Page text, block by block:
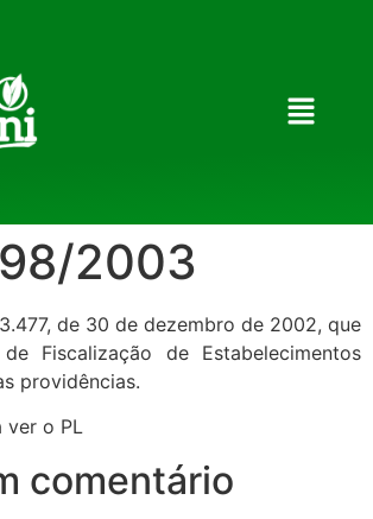
2003
de 30 de dezembro de 2002, que
Fiscalização de Estabelecimentos
providências.
ver o PL
comentário